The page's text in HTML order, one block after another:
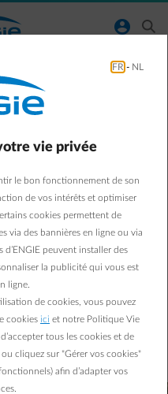
normal-account-circle search
tuyau
à goutte
à goutte, fini les
et en plus vous
tuyaux », votre jardin sera
allégée !
FR - NL
vie privée
le bon fonctionnement de son
de vos intérêts et optimiser
cookies permettent de
via des bannières en ligne ou via
d’ENGIE peuvent installer des
la publicité qui vous est
ligne.
de cookies, vous pouvez
cookies ici et notre Politique Vie
tous les cookies et de
cliquez sur "Gérer vos cookies"
afin d’adapter vos